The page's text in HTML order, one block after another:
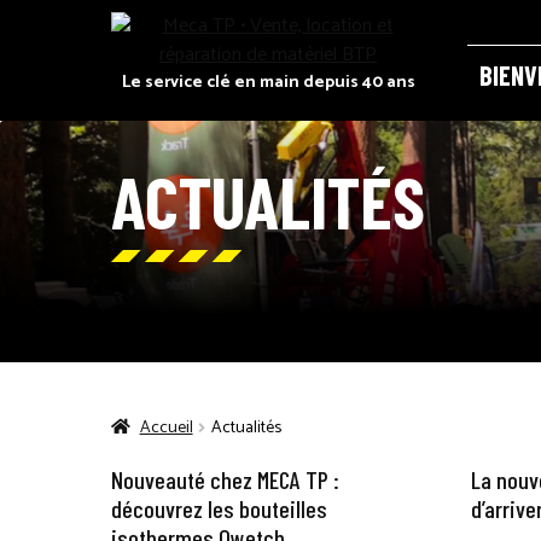
Le service clé en main depuis 40 ans
ACCUEIL
ACTUALITÉS
Accueil Actualités
Nouveauté chez MECA TP :
découvrez les bouteilles
La
Panneau de gestion des cookies